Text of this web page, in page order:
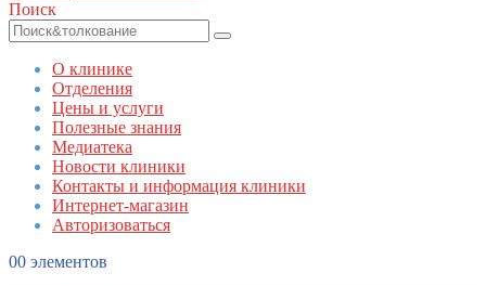
Поиск
О клинике
Отделения
Цены и услуги
Полезные знания
Медиатека
Новости клиники
Контакты и информация клиники
Интернет-магазин
Авторизоваться
00 элементов